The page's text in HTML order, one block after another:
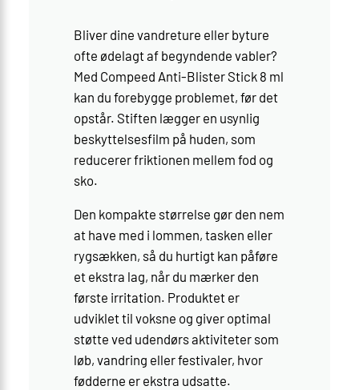
Bliver dine vandreture eller byture
ofte ødelagt af begyndende vabler?
Med Compeed Anti-Blister Stick 8 ml
kan du forebygge problemet, før det
opstår. Stiften lægger en usynlig
beskyttelsesfilm på huden, som
reducerer friktionen mellem fod og
sko.
Den kompakte størrelse gør den nem
at have med i lommen, tasken eller
rygsækken, så du hurtigt kan påføre
et ekstra lag, når du mærker den
første irritation. Produktet er
udviklet til voksne og giver optimal
støtte ved udendørs aktiviteter som
løb, vandring eller festivaler, hvor
fødderne er ekstra udsatte.